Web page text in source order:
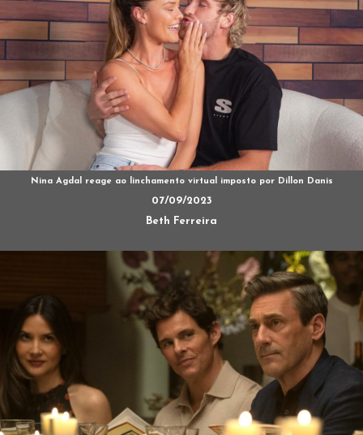
Nina Agdal reage ao linchamento virtual imposto por Dillon Danis
07/09/2023
Beth Ferreira